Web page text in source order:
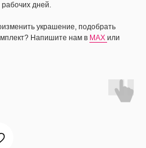
рабочих дней.
украшение, подобрать
Напишите нам в MAX или